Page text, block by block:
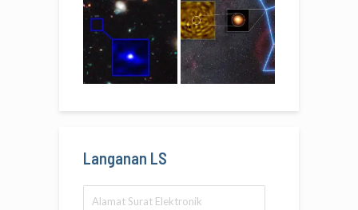
Langanan LS
Surat